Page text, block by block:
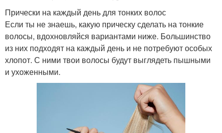
Прически на каждый день для тонких волос
Если ты не знаешь, какую прическу сделать на тонкие
волосы, вдохновляйся вариантами ниже. Большинство
из них подходят на каждый день и не потребуют особых
хлопот. С ними твои волосы будут выглядеть пышными
и ухоженными.